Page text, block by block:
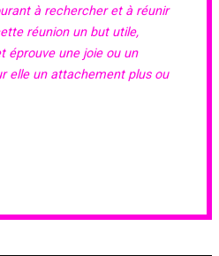
à rechercher et à réunir
réunion un but utile,
éprouve une joie ou un
elle un attachement plus ou